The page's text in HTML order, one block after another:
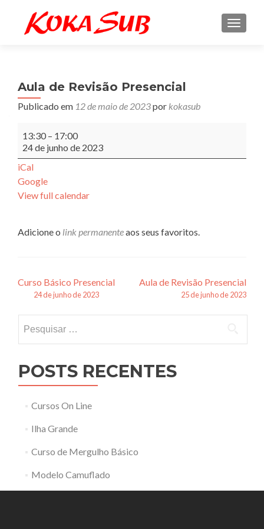
Aula de Revisão Presencial
Publicado em 12 de maio de 2023por kokasub
de
Revisão
Presencial
13:30 – 17:00
24 de junho de 2023
iCal
Google
View full calendar
Adicione o link permanenteaos seus favoritos.
Navegação
posts
Curso Básico Presencial
24 de junho de 2023
Aula de Revisão Presencial
25 de junho de 2023
por:
POSTS RECENTES
Cursos On Line
Ilha Grande
Curso de Mergulho Básico
Modelo Camuflado